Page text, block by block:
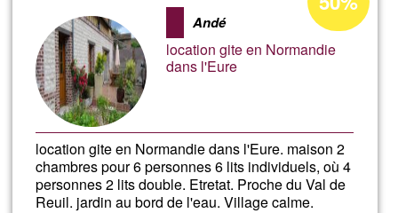
Andé
location gite en Normandie
dans l'Eure
location gite en Normandie dans l'Eure. maison 2
chambres pour 6 personnes 6 lits individuels, où 4
personnes 2 lits double. Etretat. Proche du Val de
Reuil. jardin au bord de l'eau. Village calme.
percentage
Ğ1